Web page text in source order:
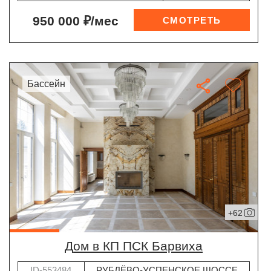
950 000 ₽/мес
бассейн
+62
дом в КП ПСК Барвиха